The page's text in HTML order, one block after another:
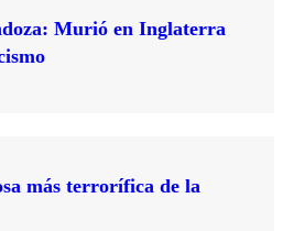
Murió en Inglaterra
más terrorífica de la